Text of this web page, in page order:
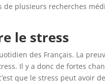
de plusieurs recherches
le stress
des Français. La
Il y a donc de fortes
que le stress peut avoir